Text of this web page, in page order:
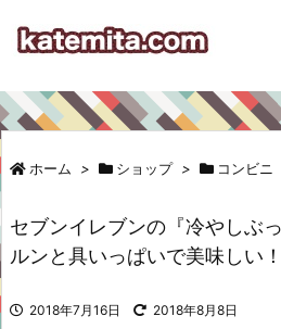
ホーム > ショップ > コンビニ
セブンイレブンの『冷やしぶ
ルンと具いっぱいで美味しい！
2018年7月16日 2018年8月8日